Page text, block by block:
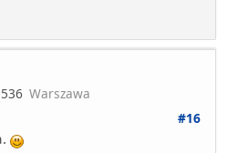
Warszawa
#16